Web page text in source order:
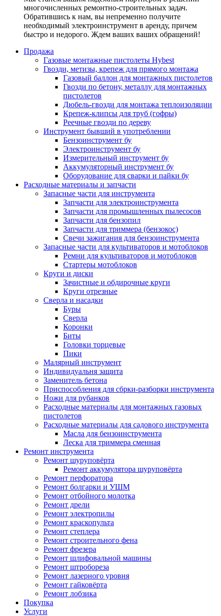
многочисленных ремонтно-строительных задач.
Обратившись к нам, вы непременно получите
необходимый электроинструмент в аренду, причем
быстро и недорого. Ждем ваших ваших обращений!
Продажа
Газовые монтажные пистолеты Hybest
Гвозди, метизы, крепеж для прямого монтажа
Газовый баллон для монтажных пистолетов
Гвозди по бетону, металлу для монтажных
пистолетов
Дюбель-гвозди для монтажа теплоизоляции
Крепеж-клипсы для труб (гофры)
Реечные гвозди по дереву
Инструмент бывший в употреблении
Бензоинструмент бу
Электроинструмент бу
Измерительный инструмент бу
Аккумуляторный инструмент бу
Оборудование для сварки и пайки бу
Расходные материалы и запчасти
Запасные части для инструмента
Запчасти для электроинструмента
Запчасти для промышленных пылесосов
Запчасти для бензопил
Запчасти для триммера (бензокос)
Свечи зажигания для бензоинструмента
Запасные части для культиваторов и мотоблоков
Ремни для культиваторов и мотоблоков
Стартеры мотоблоков
Круги и диски
Зачистные и обдирочные круги
Круги отрезные
Сверла и насадки
Буры
Сверла
Коронки
Биты
Головки торцевые
Пики
Малярный инструмент
Индивидуальня защита
Заменитель бетона
Приспособления для сбрки-разборки инструмента
Ножи для рубанков
Расходные материалы для монтажных газовых
пистолетов
Расходные материалы для садового инструмента
Масла для бензоинструмента
Леска для триммера сменная
Ремонт инструмента
Ремонт шуруповёрта
Ремонт аккумулятора шуруповёрта
Ремонт перфоратора
Ремонт болгарки и УШМ
Ремонт отбойного молотка
Ремонт дрели
Ремонт электропилы
Ремонт краскопульта
Ремонт степлера
Ремонт строительного фена
Ремонт фрезера
Ремонт шлифовальной машины
Ремонт штробореза
Ремонт лазерного уровня
Ремонт гайковёрта
Ремонт лобзика
Покупка
Услуги